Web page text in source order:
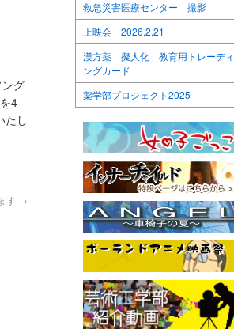
グ
4-
たし
す →
救急災害医療センター 撮影
上映会 2026.2.21
漢方薬 擬人化 教育用トレーディ
ングカード
薬学部プロジェクト2025